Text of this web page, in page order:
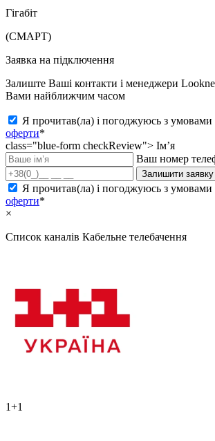
Гігабіт
(СМАРТ)
Заявка на підключення
Залиште Ваші контакти і менеджери
Вами найближчим часом
Я прочитав(ла) і погоджуюсь з умовами
оферти*
class="blue-form checkReview"> Ім’я
Ваш номер
Залишити заявку
Я прочитав(ла) і погоджуюсь з умовами
оферти*
×
Список каналів Кабельне телебачення
1+1